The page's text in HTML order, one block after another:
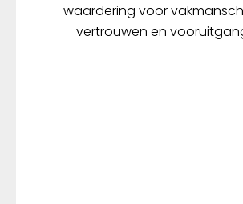
waardering voor
vertrouwen en